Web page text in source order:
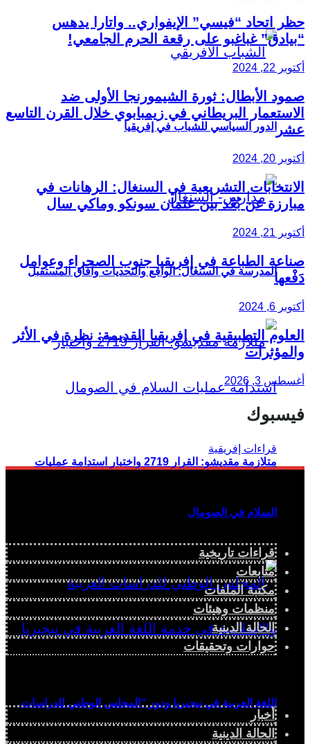
الدور السياسي للشباب في إفريقيا
المدرسة في السنغال: الواقع والتحديات وآفاق المستقبل
متلازمة مقديشو: القرار 2719 واختبار استدامة عمليات
السلام في الصومال
اللغة العربية في نيجيريا ودور “المجلس الوطني للدراسات
حظر اتحاد “فيسي” الإيفواري.. واتارا يدهس
“بيادق” غباغبو على رقعة الحرم الجامعي!
أكتوبر 22, 2024
صمود الأبطال: ثورة الشيمورنجا الأولى ضد
الاستعمار البريطاني في زيمبابوي خلال القرن التاسع
عشر
أكتوبر 20, 2024
الانتخابات التشريعية في السنغال: الرهانات في
مبارزة عن بُعْد بين عثمان سونكو وماكي سال
أكتوبر 21, 2024
صناعة الطباعة في إفريقيا جنوب الصحراء وعوامل
دَفْعها
أكتوبر 6, 2024
العلوم التطبيقية في إفريقيا القديمة: نظرة في الأثر
والمؤثرات
أغسطس 3, 2026
فيسبوك
قراءات تاريخية
متابعات
مكتبة الملفات
منظمات وهيئات
الحالة الدينية
حوارات وتحقيقات
أخبار
الحالة الدينية